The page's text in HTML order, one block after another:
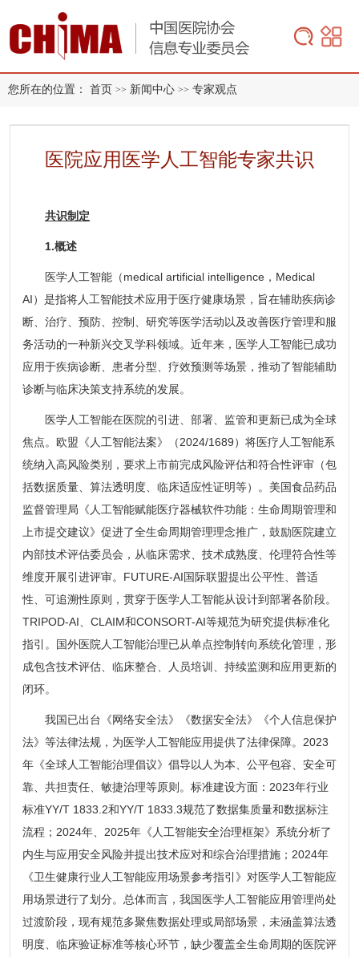
您所在的位置： 首页 >> 新闻中心 >> 专家观点
医院应用医学人工智能专家共识
共识制定
1.概述
医学人工智能（medical artificial intelligence，Medical
AI）是指将人工智能技术应用于医疗健康场景，旨在辅助疾病诊
断、治疗、预防、控制、研究等医学活动以及改善医疗管理和服
务活动的一种新兴交叉学科领域。近年来，医学人工智能已成功
应用于疾病诊断、患者分型、疗效预测等场景，推动了智能辅助
诊断与临床决策支持系统的发展。
医学人工智能在医院的引进、部署、监管和更新已成为全球
焦点。欧盟《人工智能法案》（2024/1689）将医疗人工智能系
统纳入高风险类别，要求上市前完成风险评估和符合性评审（包
括数据质量、算法透明度、临床适应性证明等）。美国食品药品
监督管理局《人工智能赋能医疗器械软件功能：生命周期管理和
上市提交建议》促进了全生命周期管理理念推广，鼓励医院建立
内部技术评估委员会，从临床需求、技术成熟度、伦理符合性等
维度开展引进评审。FUTURE-AI国际联盟提出公平性、普适
性、可追溯性原则，贯穿于医学人工智能从设计到部署各阶段。
TRIPOD-AI、CLAIM和CONSORT-AI等规范为研究提供标准化
指引。国外医院人工智能治理已从单点控制转向系统化管理，形
成包含技术评估、临床整合、人员培训、持续监测和应用更新的
闭环。
我国已出台《网络安全法》《数据安全法》《个人信息保护
法》等法律法规，为医学人工智能应用提供了法律保障。2023
年《全球人工智能治理倡议》倡导以人为本、公平包容、安全可
靠、共担责任、敏捷治理等原则。标准建设方面：2023年行业
标准YY/T 1833.2和YY/T 1833.3规范了数据集质量和数据标注
流程；2024年、2025年《人工智能安全治理框架》系统分析了
内生与应用安全风险并提出技术应对和综合治理措施；2024年
《卫生健康行业人工智能应用场景参考指引》对医学人工智能应
用场景进行了划分。总体而言，我国医学人工智能应用管理尚处
过渡阶段，现有规范多聚焦数据处理或局部场景，未涵盖算法透
明度、临床验证标准等核心环节，缺少覆盖全生命周期的医院评